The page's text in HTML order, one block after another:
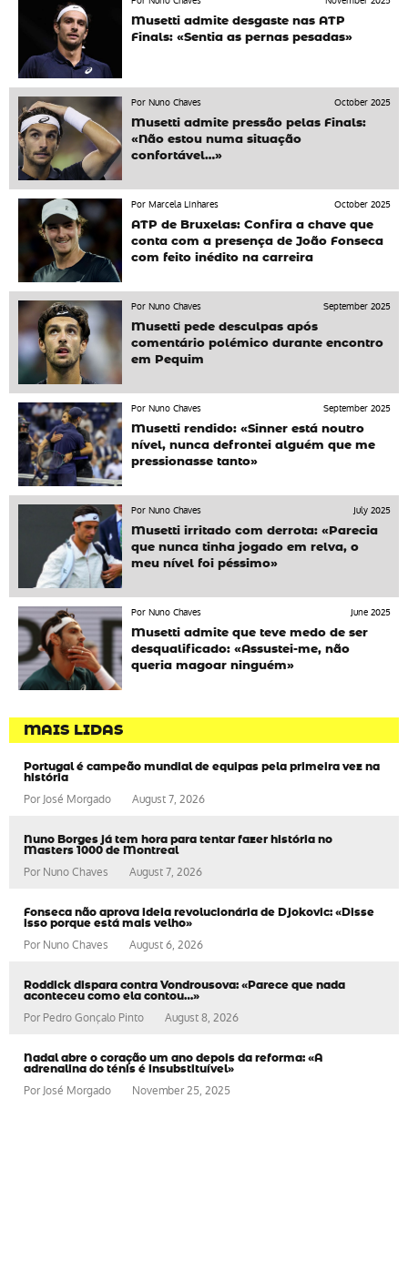
Musetti admite desgaste nas ATP
Finals: «Sentia as pernas pesadas»
Por Nuno Chaves
October 2025
Musetti admite pressão pelas Finals:
«Não estou numa situação
confortável…»
Por Marcela Linhares
October 2025
ATP de Bruxelas: Confira a chave que
conta com a presença de João Fonseca
com feito inédito na carreira
Por Nuno Chaves
September 2025
Musetti pede desculpas após
comentário polémico durante encontro
em Pequim
Por Nuno Chaves
September 2025
Musetti rendido: «Sinner está noutro
nível, nunca defrontei alguém que me
pressionasse tanto»
Por Nuno Chaves
July 2025
Musetti irritado com derrota: «Parecia
que nunca tinha jogado em relva, o
meu nível foi péssimo»
Por Nuno Chaves
June 2025
Musetti admite que teve medo de ser
desqualificado: «Assustei-me, não
queria magoar ninguém»
MAIS LIDAS
Portugal é campeão mundial de equipas pela primeira vez na
história
PorJosé Morgado August 7, 2026
Nuno Borges já tem hora para tentar fazer história no
Masters 1000 de Montreal
Por Nuno Chaves August 7, 2026
Fonseca não aprova ideia revolucionária de Djokovic: «Disse
isso porque está mais velho»
PorNuno Chaves August 6, 2026
Roddick dispara contra Vondrousova: «Parece que nada
aconteceu como ela contou…»
Por Pedro Gonçalo Pinto August 8, 2026
Nadal abre o coração um ano depois da reforma: «A
adrenalina do ténis é insubstituível»
PorJosé Morgado November 25, 2025